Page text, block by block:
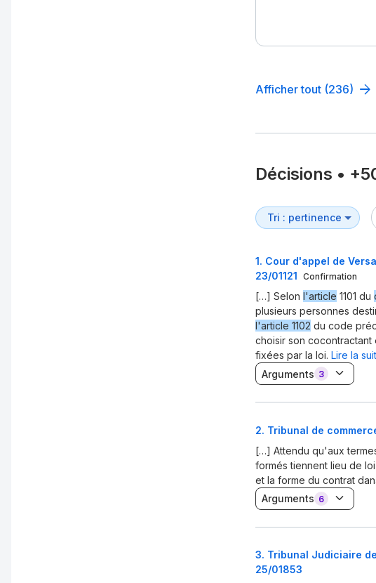
Afficher tout (236)
Décisions •
1. Cour d'appel de
23/01121 Confirmation
[…] Selon l'article 1101 du
plusieurs personnes
l'article 1102 du code
choisir son cocontractant
fixées par la loi. Lire la
Arguments 3
2. Tribunal de
[…] Attendu qu'aux
formés tiennent lieu de
et la forme du contrat
Arguments 6
3. Tribunal Judiciaire
25/01853